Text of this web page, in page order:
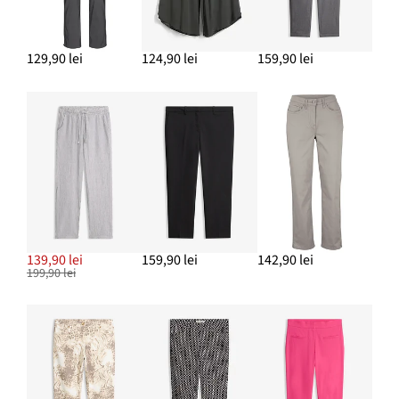
Cercei creolen
64,90 lei
159,90 lei
ADAUGĂ ÎN COȘ
129,90 lei 124,90 lei 159,90 lei
139,90 lei
199,90 lei
159,90 lei 142,90 lei